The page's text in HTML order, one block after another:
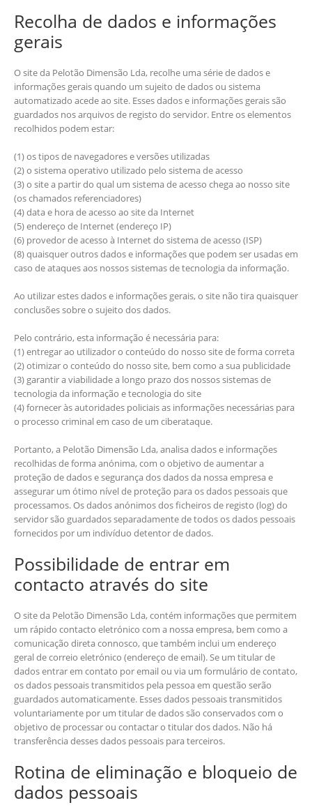
Recolha de dados e informações
gerais
O site da Pelotão Dimensão Lda, recolhe uma série de dados e
informações gerais quando um sujeito de dados ou sistema
automatizado acede ao site. Esses dados e informações gerais são
guardados nos arquivos de registo do servidor. Entre os elementos
recolhidos podem estar:
(1) os tipos de navegadores e versões utilizadas
(2) o sistema operativo utilizado pelo sistema de acesso
(3) o site a partir do qual um sistema de acesso chega ao nosso site
(os chamados referenciadores)
(4) data e hora de acesso ao site da Internet
(5) endereço de Internet (endereço IP)
(6) provedor de acesso à Internet do sistema de acesso (ISP)
(8) quaisquer outros dados e informações que podem ser usadas em
caso de ataques aos nossos sistemas de tecnologia da informação.
Ao utilizar estes dados e informações gerais, o site não tira quaisquer
conclusões sobre o sujeito dos dados.
Pelo contrário, esta informação é necessária para:
(1) entregar ao utilizador o conteúdo do nosso site de forma correta
(2) otimizar o conteúdo do nosso site, bem como a sua publicidade
(3) garantir a viabilidade a longo prazo dos nossos sistemas de
tecnologia da informação e tecnologia do site
(4) fornecer às autoridades policiais as informações necessárias para
o processo criminal em caso de um ciberataque.
Portanto, a Pelotão Dimensão Lda, analisa dados e informações
recolhidas de forma anónima, com o objetivo de aumentar a
proteção de dados e segurança dos dados da nossa empresa e
assegurar um ótimo nível de proteção para os dados pessoais que
processamos. Os dados anónimos dos ficheiros de registo (log) do
servidor são guardados separadamente de todos os dados pessoais
fornecidos por um indivíduo detentor de dados.
Possibilidade de entrar em
contacto através do site
O site da Pelotão Dimensão Lda, contém informações que permitem
um rápido contacto eletrónico com a nossa empresa, bem como a
comunicação direta connosco, que também inclui um endereço
geral de correio eletrónico (endereço de email). Se um titular de
dados entrar em contato por email ou via um formulário de contato,
os dados pessoais transmitidos pela pessoa em questão serão
guardados automaticamente. Esses dados pessoais transmitidos
voluntariamente por um titular de dados são conservados com o
objetivo de processar ou contactar o titular dos dados. Não há
transferência desses dados pessoais para terceiros.
Rotina de eliminação e bloqueio de
dados pessoais